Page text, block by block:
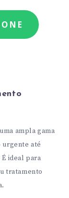
ampla gama
urgente até
ideal para
tratamento